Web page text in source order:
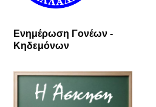
Ενημέρωση Γονέων -
Κηδεμόνων